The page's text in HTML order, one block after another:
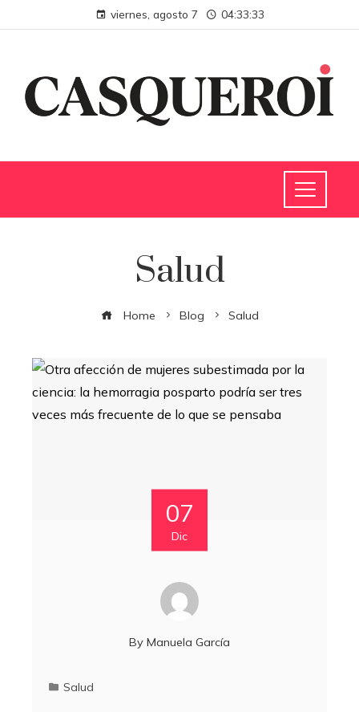
viernes, agosto 7 04:33:34
Salud
Home Blog Salud
07
Dic
By Manuela García
Salud